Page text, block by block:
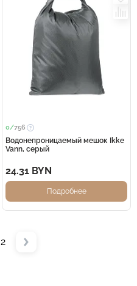
0/756
Водонепроницаемый мешок Ikke
Vann, серый
24.31 BYN
Подробнее
2